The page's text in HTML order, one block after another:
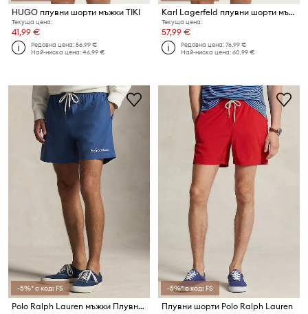
HUGO плувни шорти мъжки TIKI
Текуща цена:
41,99 €
Редовна цена:56,99 €
Най-ниска цена:46,99 €
Karl Lagerfeld плувни шорти мъжки
Текуща цена:
57,99 €
Редовна цена:76,99 €
Най-ниска цена:60,99 €
-5%* с код: FS
Polo Ralph Lauren мъжки Плувни шорти
-5%* с код: FS
Плувни шорти Polo Ralph Lauren